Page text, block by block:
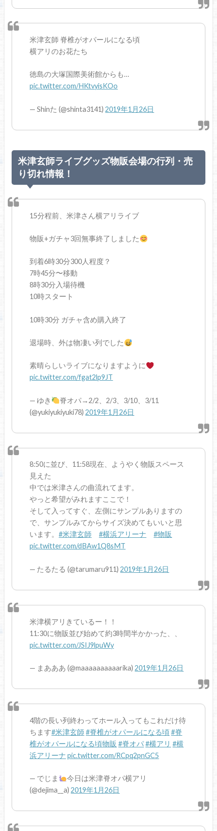
米津玄師 脊椎がオパールになる頃
横アリのお花たち
徳島の大塚国際美術館からも…
pic.twitter.com/HKtvyisKOo
— Shinた (@shinta3141)2019年1月26日
米津玄師ライブグッズ物販会場の行列・売
り切れ情報！
15分程前、米津さん横アリライブ
物販+ガチャ3回無事終了しました
到着6時30分300人程度？
7時45分〜移動
8時30分入場待機
10時スタート
10時30分 ガチャ含め購入終了
退場時、外は物凄い列でした
素晴らしいライブになりますように
pic.twitter.com/fgat2lp9JT
— ゆき
脊オパ→2/2、2/3、3/10、3/11
(@yukiyukiyuki78)2019年1月26日
8:50に並び、11:58現在、ようやく物販スペース
見えた
中では米津さんの曲流れてます。
やっと希望がみれますここで！
そして入ってすぐ、左側にサンプルありますの
で、サンプルみてからサイズ決めてもいいと思
います。#米津玄師 #横浜アリーナ
#物販
pic.twitter.com/dBAw1Q8sMT
— たるたる (@tarumaru911)2019年1月26日
米津横アリきているー！！
11:30に物販並び始めて約3時間半かかった、、
pic.twitter.com/JSIJ9lpuWy
— まあああ (@maaaaaaaaaarika)2019年1月26日
4階の長い列終わってホール入ってもこれだけ待
ちます#米津玄師 #脊椎がオパールになる頃#脊
椎がオパールになる頃物販 #脊オパ#横アリ #横
浜アリーナ pic.twitter.com/RCpq2pnGC5
— でじま
今日は米津脊オパ横アリ
(@dejima__a)2019年1月26日